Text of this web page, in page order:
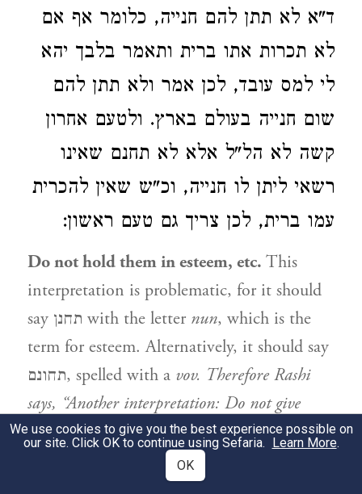
ד"א לא תתן להם חנייה, כלומר אף אם
לא תכרות אתו ברית ותאמר בלבך יהא
לי למס עובד, לכן אמר ולא תתן להם
שום חנייה בעולם בארץ. ולטעם אחרון
קשה לא הל"ל אלא לא תחנם שאינו
רשאי ליתן לו חנייה, וכ"ש שאין להכרית
עמו ברית, לכן צריך גם טעם ראשון:
Do not hold them in esteem, etc. This
interpretation is problematic, for it should
say תחנן with the letter nun, which is the
term for esteem. Alternatively, it should say
תחונם, spelled with a vov. Therefore Rashi
says, “Another interpretation: Do not give
them an encampment.” In other words: Even
if you do not make a treaty, but think to [let
them live with you and] tax them. Therefore it
We use cookies to give you the best experience possible on
our site. Click OK to continue using Sefaria. Learn More.
OK